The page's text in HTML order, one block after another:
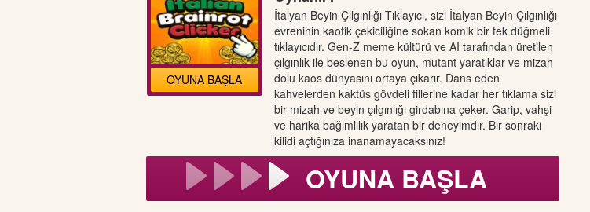
OYUNA BAŞLA
İtalyan Beyin Çılgınlığı Tıklayıcı, sizi İtalyan Beyin Çılgınlığı
evreninin kaotik çekiciliğine sokan komik bir tek düğmeli
tıklayıcıdır. Gen-Z meme kültürü ve AI tarafından üretilen
çılgınlık ile beslenen bu oyun, mutant yaratıklar ve mizah
dolu kaos dünyasını ortaya çıkarır. Dans eden
kahvelerden kaktüs gövdeli fillerine kadar her tıklama sizi
bir mizah ve beyin çılgınlığı girdabına çeker. Garip, vahşi
ve harika bağımlılık yaratan bir deneyimdir. Bir sonraki
kilidi açtığınıza inanamayacaksınız!
OYUNA BAŞLA